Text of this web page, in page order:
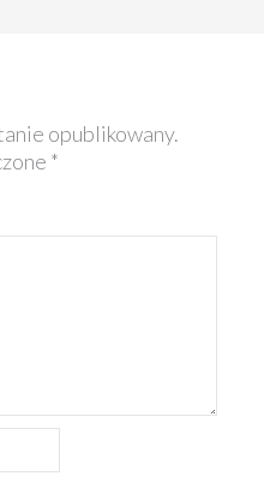
opublikowany.
*